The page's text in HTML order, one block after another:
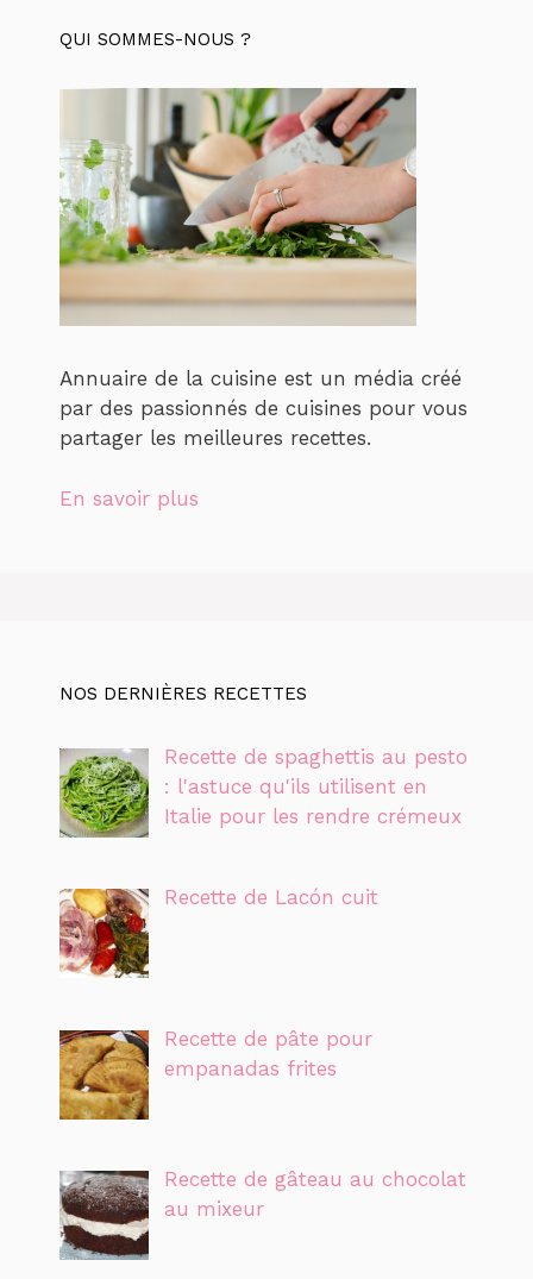
QUI SOMMES-NOUS ?
Annuaire de la cuisine est un média créé
par des passionnés de cuisines pour vous
partager les meilleures recettes.
En savoir plus
NOS DERNIÈRES RECETTES
Recette de spaghettis au pesto
: l'astuce qu'ils utilisent en
Italie pour les rendre crémeux
Recette de Lacón cuit
Recette de pâte pour
empanadas frites
Recette de gâteau au chocolat
au mixeur